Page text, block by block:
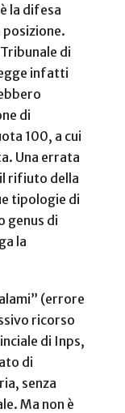
la difesa
posizione.
di
infatti
di
100, a cui
Una errata
rifiuto della
tipologie di
genus di
la
(errore
ricorso
di Inps,
di
senza
Ma non è